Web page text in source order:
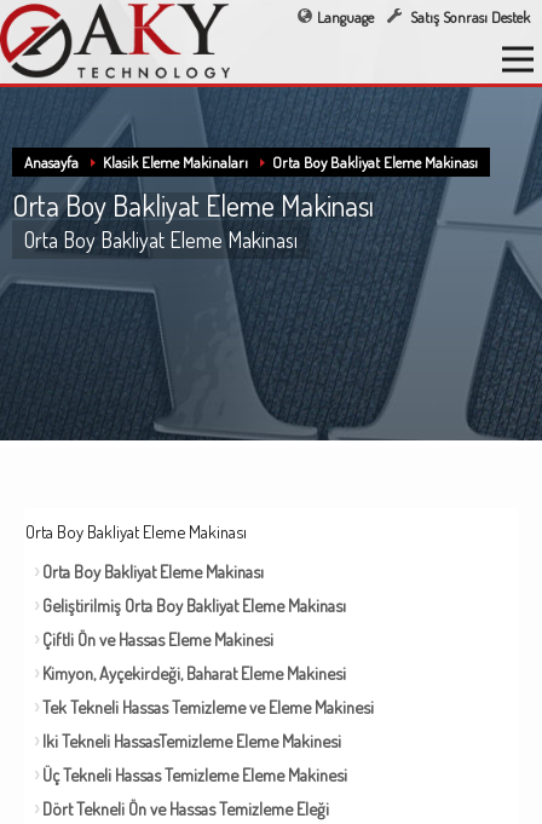
Language Satış Sonrası Destek
Anasayfa Klasik Eleme Makinaları Orta Boy Bakliyat Eleme Makinası
Orta Boy Bakliyat Eleme Makinası
Orta Boy Bakliyat Eleme Makinası
Orta Boy Bakliyat Eleme Makinası
Orta Boy Bakliyat Eleme Makinası
Geliştirilmiş Orta Boy Bakliyat Eleme Makinası
Çiftli Ön ve Hassas Eleme Makinesi
Kimyon, Ayçekirdeği, Baharat Eleme Makinesi
Tek Tekneli Hassas Temizleme ve Eleme Makinesi
Iki Tekneli HassasTemizleme Eleme Makinesi
Üç Tekneli Hassas Temizleme Eleme Makinesi
Dört Tekneli Ön ve Hassas Temizleme Eleği